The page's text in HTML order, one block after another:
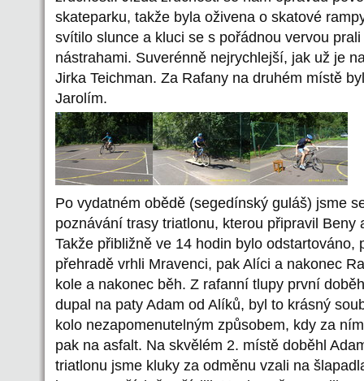
skateparku, takže byla oživena o skatové
svítilo slunce a kluci se s pořádnou vervou
nástrahami. Suverénně nejrychlejší, jak už je
Jirka Teichman. Za Rafany na druhém místě
Jarolím.
Po vydatném obědě (segedínský guláš) jsme
poznávání trasy triatlonu, kterou připravil Beny
Takže přibližně ve 14 hodin bylo odstartováno,
přehradě vrhli Mravenci, pak Alíci a nakonec
kole a nakonec běh. Z rafanní tlupy první
dupal na paty Adam od Alíků, byl to krásný
kolo nezapomenutelným způsobem, kdy za
pak na asfalt. Na skvělém 2. místě doběhl
triatlonu jsme kluky za odměnu vzali na